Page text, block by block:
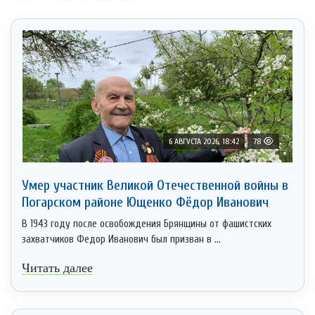
6 АВГУСТА 2026, 18:42 78
Умер участник Великой Отечественной войны в
Погарском районе Ющенко Фёдор Иванович
В 1943 году после освобождения Брянщины от фашистских
захватчиков Федор Иванович был призван в ...
Читать далее